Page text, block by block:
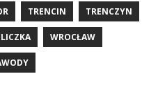
TRENCIN TRENCZYN
WROCŁAW